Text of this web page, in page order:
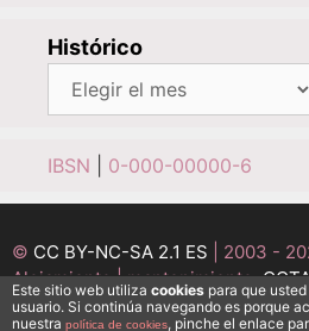
Histórico
IBSN 0-000-00000-6
© CC BY-NC-SA 2.1 ES | 2003 -
Alojamiento | mantenimiento:
INFORMÁTICOS
Este sitio web utiliza cookies para que
usuario. Si continúa navegando es porque
nuestra política de cookies, pinche el enlace